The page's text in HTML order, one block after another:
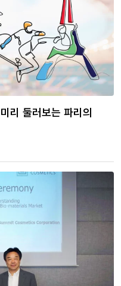
리 둘러보는 파리의